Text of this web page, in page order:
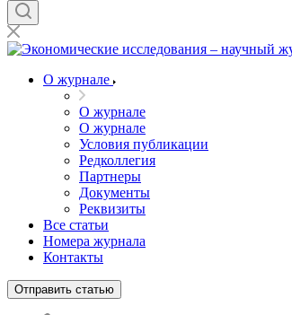
О журнале
О журнале
О журнале
Условия публикации
Редколлегия
Партнеры
Документы
Реквизиты
Все статьи
Номера журнала
Контакты
Отправить статью